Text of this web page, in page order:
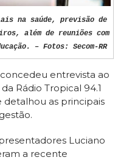
na saúde, previsão de
além de reuniões com
– Fotos: Secom-RR
entrevista ao
Rádio Tropical 94.1
detalhou as principais
Luciano
a recente